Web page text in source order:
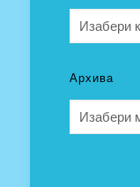
Архива